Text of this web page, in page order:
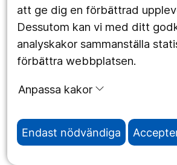
att ge dig en förbättrad
Dessutom kan vi med ditt
analyskakor sammanställa
förbättra webbplatsen.
Anpassa kakor
Endast nödvändiga
Följ oss
Facebook